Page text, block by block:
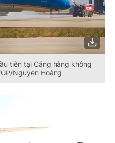
tiên tại Cảng hàng không
Nguyễn Hoàng